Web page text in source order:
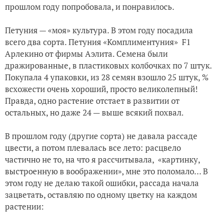
Первые "выходные" в этом году в саду
Заснувший томат
прошлом году попробовала, и понравилось.
Петуния — «моя» культура. В этом году посадила
всего два сорта.Петуния «Комплиментуния» F1
Арлекино от фирмы Аэлита. Семена были
дражированные, в пластиковых колбочках по 7 штук.
Покупала 4 упаковки, из 28 семян взошло 25 штук, %
всхожести очень хороший, просто великолепный!
Правда, одно растение отстает в развитии от
остальных, но даже 24 — выше всякий похвал.
В прошлом году (другие сорта) не давала рассаде
цвести, а потом плевалась все лето: расцвело
частично не то, на что я рассчитывала, «картинку,
выстроенную в воображении», мне это поломало… В
этом году не делаю такой ошибки, рассада начала
зацветать, оставляю по одному цветку на каждом
растении: